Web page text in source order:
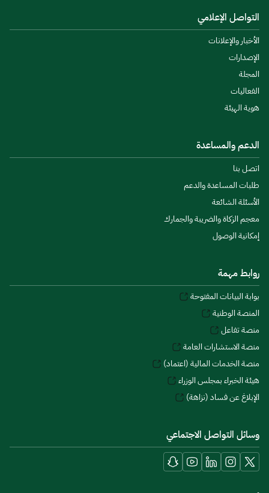
التواصل الإعلامي
الأخبار والإعلانات
الإصدارات
المجلة
الفعاليات
هوية الهيئة
الدعم والمساعدة
اتصل بنا
طلبات المساعدة والدعم
الأسئلة الشائعة
معجم الزكاة والضريبة والجمارك
إمكانية الوصول
روابط مهمة
بوابة البيانات المفتوحة
المنصة الوطنية
منصة تفاعل
منصة الاستشارات العامة
منصة الخدمات المالية (اعتماد)
هيئة الخبراء بمجلس الوزراء
الإبلاغ عن فساد (نزاهة)
وسائل التواصل الاجتماعي